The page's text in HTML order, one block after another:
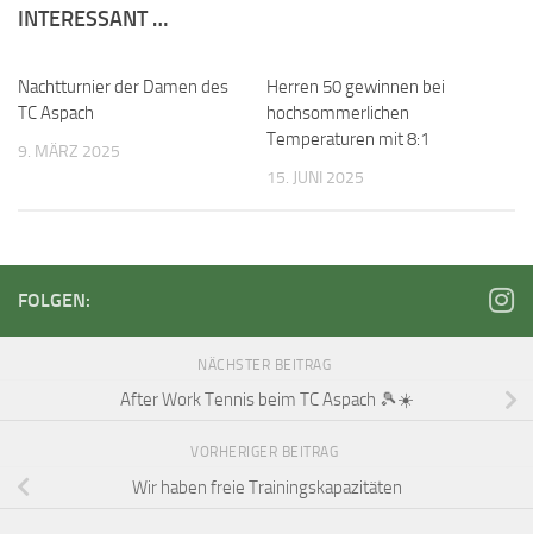
INTERESSANT …
Nachtturnier der Damen des
TC Aspach
9. MÄRZ 2025
Herren 50 gewinnen bei
hochsommerlichen
Temperaturen mit 8:1
15. JUNI 2025
FOLGEN:
NÄCHSTER BEITRAG
After Work Tennis beim TC Aspach 🎾☀️
VORHERIGER BEITRAG
Wir haben freie Trainingskapazitäten